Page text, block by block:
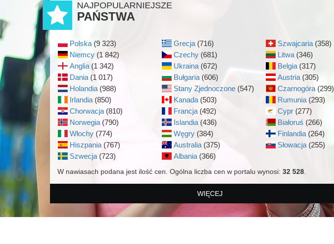
NAJPOPULARNIEJSZE
PAŃSTWA
Polska (9 323)
Niemcy (1 842)
Anglia (1 342)
Dania (1 017)
Holandia (988)
Irlandia (850)
Chorwacja (810)
Norwegia (790)
Włochy (774)
Hiszpania (767)
Szwecja (723)
Grecja (716)
Czechy (681)
Ukraina (672)
Bułgaria (606)
Stany Zjednoczone (547)
Kanada (503)
Francja (492)
Islandia (436)
Węgry (384)
Australia (375)
Albania (366)
Szwajcaria (358)
Litwa (346)
Belgia (317)
Austria (305)
Czarnogóra (299)
Rumunia (293)
Cypr (277)
Białoruś (266)
Finlandia (264)
Słowacja (255)
W nawiasach podana jest ilość cen. Ogólna liczba cen w portalu wynosi: 32 528
WIĘCEJ